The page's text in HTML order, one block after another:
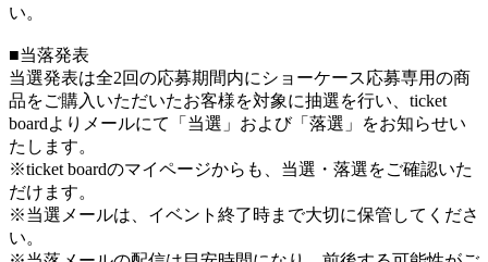
い。
■当落発表
当選発表は全2回の応募期間内にショーケース応募専用の商
品をご購入いただいたお客様を対象に抽選を行い、ticket
boardよりメールにて「当選」および「落選」をお知らせい
たします。
※ticket boardのマイページからも、当選・落選をご確認いた
だけます。
※当選メールは、イベント終了時まで大切に保管してくださ
い。